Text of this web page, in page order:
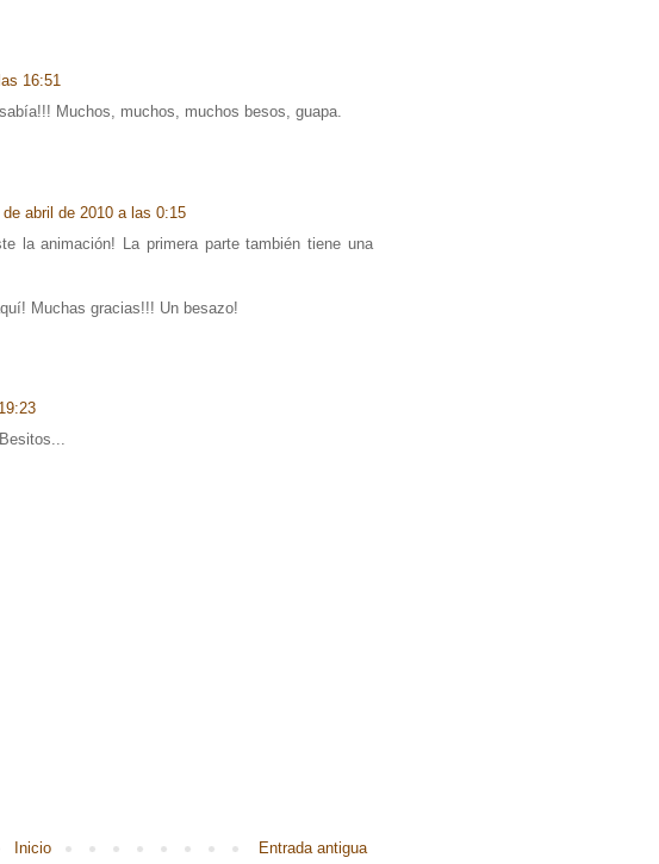
16:51
Muchos, muchos, muchos besos, guapa.
de abril de 2010 a las 0:15
la animación! La primera parte también tiene una
Muchas gracias!!! Un besazo!
Entrada antigua
Inicio